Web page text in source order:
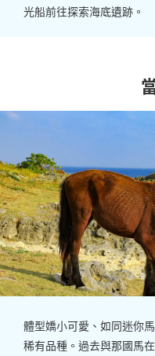
光船前往探索海底遺跡。
體型嬌小可愛、如同迷你
稀有品種。過去與那國馬